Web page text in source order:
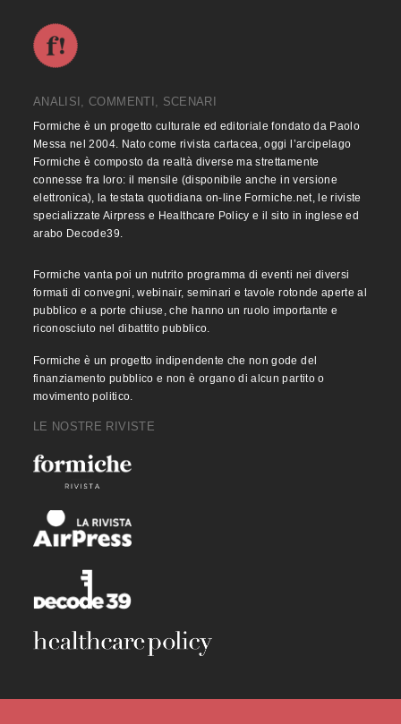
ANALISI, COMMENTI, SCENARI
Formiche è un progetto culturale ed editoriale fondato da Paolo
Messa nel 2004. Nato come rivista cartacea, oggi l’arcipelago
Formiche è composto da realtà diverse ma strettamente
connesse fra loro: il mensile (disponibile anche in versione
elettronica), la testata quotidiana on-line Formiche.net, le riviste
specializzate Airpress e Healthcare Policy e il sito in inglese ed
arabo Decode39.
Formiche vanta poi un nutrito programma di eventi nei diversi
formati di convegni, webinair, seminari e tavole rotonde aperte al
pubblico e a porte chiuse, che hanno un ruolo importante e
riconosciuto nel dibattito pubblico.
Formiche è un progetto indipendente che non gode del
finanziamento pubblico e non è organo di alcun partito o
movimento politico.
LE NOSTRE RIVISTE